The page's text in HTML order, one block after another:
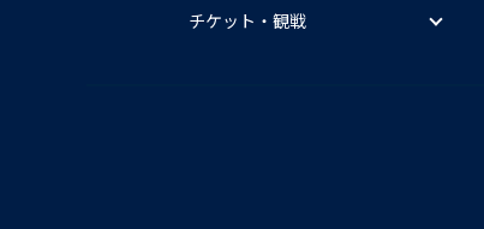
チケット・観戦